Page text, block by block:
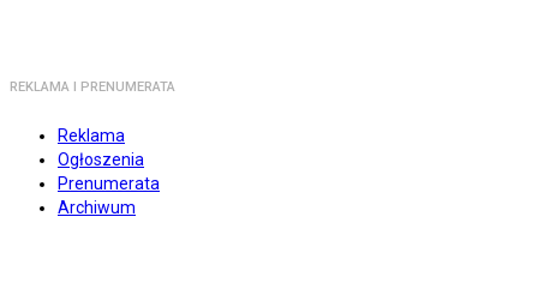
REKLAMA I PRENUMERATA
Reklama
Ogłoszenia
Prenumerata
Archiwum